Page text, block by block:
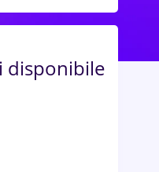
disponibile